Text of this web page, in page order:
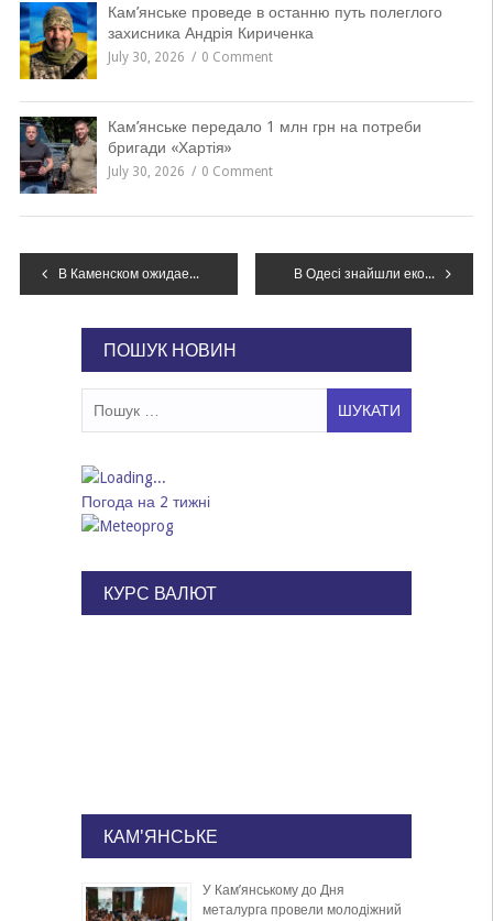
Кам’янське проведе в останню путь полеглого
захисника Андрія Кириченка
July 30, 2026 0 Comment
Кам’янське передало 1 млн грн на потреби
бригади «Хартія»
July 30, 2026 0 Comment
Навігація
В Каменском ожидается дождь и порывы ветра В Одесі знайшли екологічні підстави прибрати затонулий бункерувальник із пляжу
ПОШУК НОВИН
Погода на 2 тижні
КУРС ВАЛЮТ
КАМ'ЯНСЬКЕ
У Кам’янському до Дня
металурга провели молодіжний